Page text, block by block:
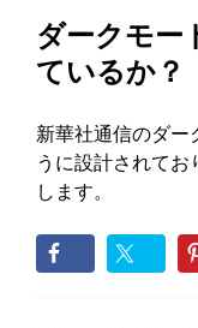
ダークモー
ているか？
新華社通信のダー
うに設計されて
します。